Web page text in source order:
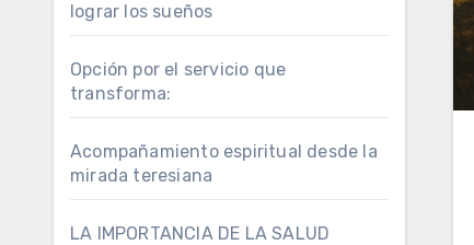
lograr los sueños
Opción por el servicio que
transforma:
Acompañamiento espiritual desde la
mirada teresiana
LA IMPORTANCIA DE LA SALUD